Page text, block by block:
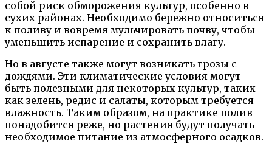
собой риск обморожения культур, особенно в
сухих районах. Необходимо бережно относиться
к поливу и вовремя мульчировать почву, чтобы
уменьшить испарение и сохранить влагу.
Но в августе также могут возникать грозы с
дождями. Эти климатические условия могут
быть полезными для некоторых культур, таких
как зелень, редис и салаты, которым требуется
влажность. Таким образом, на практике полив
понадобится реже, но растения будут получать
необходимое питание из атмосферного осадков.